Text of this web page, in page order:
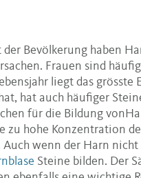
der Bevölkerung haben
Frauen sind
liegt das grösste
hat auch häufiger
für die Bildung
zu hohe Konzentration
Auch wenn der Harn
Steine bilden. Der